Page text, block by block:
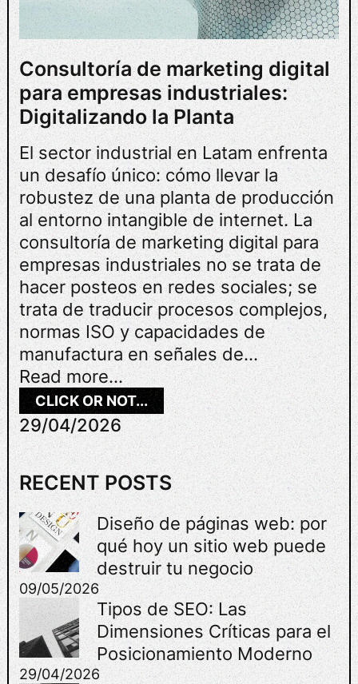
Consultoría de marketing digital
para empresas industriales:
Digitalizando la Planta
El sector industrial en Latam enfrenta
un desafío único: cómo llevar la
robustez de una planta de producción
al entorno intangible de internet. La
consultoría de marketing digital para
empresas industriales no se trata de
hacer posteos en redes sociales; se
trata de traducir procesos complejos,
normas ISO y capacidades de
manufactura en señales de…
Read more...
CLICK OR NOT...:
C
O
N
S
U
L
T
O
R
Í
A
D
E
M
A
29/04/2026
RECENT POSTS
Diseño de páginas web: por
qué hoy un sitio web puede
destruir tu negocio
09/05/2026
Tipos de SEO: Las
Dimensiones Críticas para el
Posicionamiento Moderno
29/04/2026